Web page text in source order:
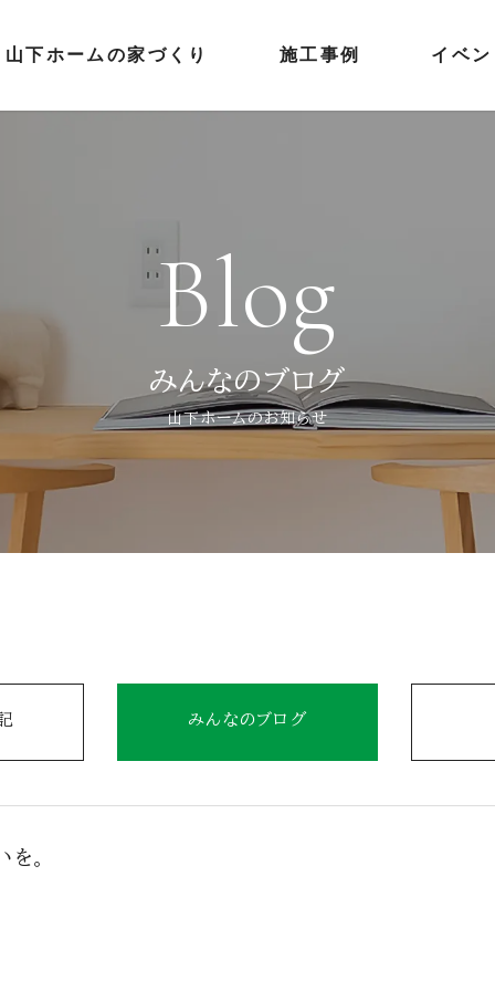
山下ホームの家づくり 施工事例 イベ
Blog
みんなのブログ
山下ホームのお知らせ
みんなのブログ
。